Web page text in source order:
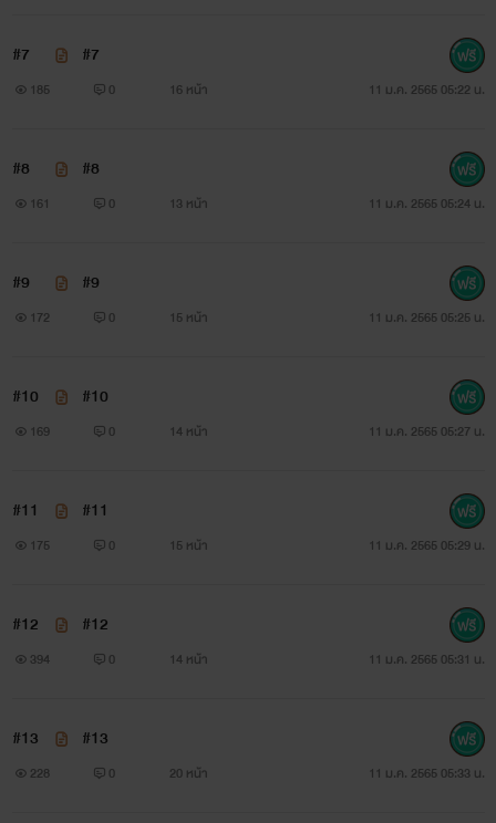
#7 #7
185 0 16 หน้า 11 ม.ค. 2565 05:22 น.
#8 #8
161 0 13 หน้า 11 ม.ค. 2565 05:24 น.
#9 #9
172 0 15 หน้า 11 ม.ค. 2565 05:25 น.
#10 #10
169 0 14 หน้า 11 ม.ค. 2565 05:27 น.
#11 #11
175 0 15 หน้า 11 ม.ค. 2565 05:29 น.
#12 #12
394 0 14 หน้า 11 ม.ค. 2565 05:31 น.
#13 #13
228 0 20 หน้า 11 ม.ค. 2565 05:33 น.